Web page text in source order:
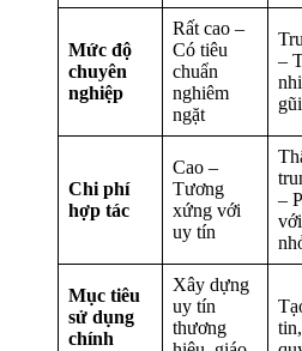
Mức độ
chuyên
nghiệp
Rất cao –
Có tiêu
chuẩn
nghiêm
ngặt
–
gũi
Chi phí
hợp tác
Cao –
Tương
xứng với
uy tín
–
Mục tiêu
sử dụng
chính
Xây dựng
uy tín
thương